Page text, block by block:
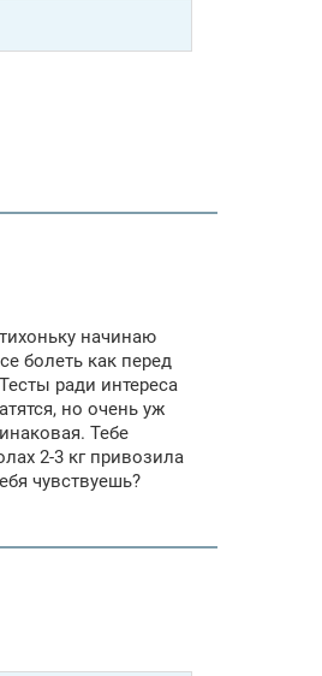
начинаю
болеть как перед
ради интереса
но очень уж
Тебе
2-3 кг привозила
чувствуешь?